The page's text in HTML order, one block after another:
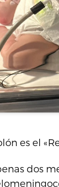
es el
dos